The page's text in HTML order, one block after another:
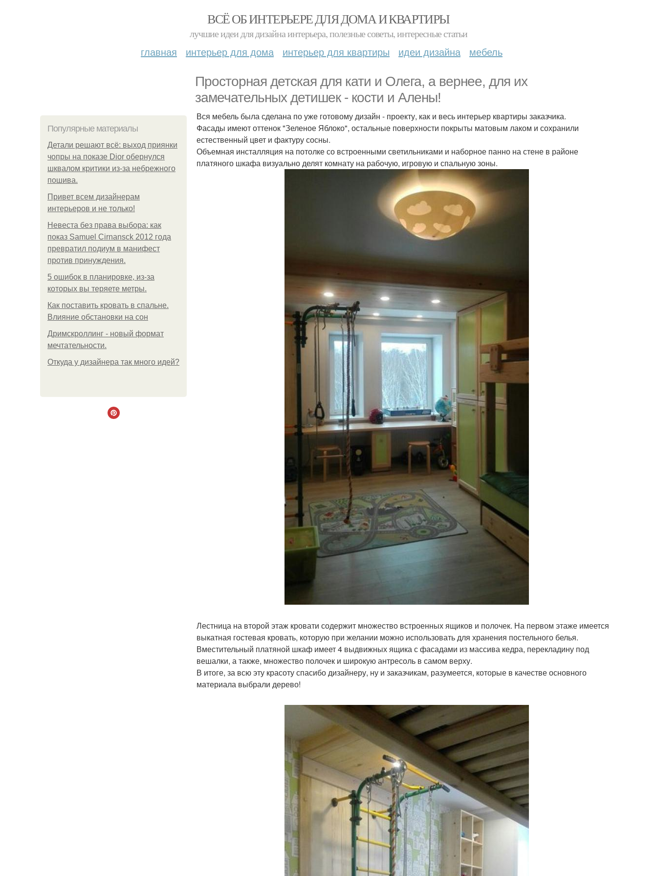
ВСЁ ОБ ИНТЕРЬЕРЕ ДЛЯ ДОМА И КВАРТИРЫ
лучшие идеи для дизайна интерьера, полезные советы, интересные статьи
главная интерьер для дома интерьер для квартиры идеи дизайна мебель
Просторная детская для кати и Олега, а вернее, для их
замечательных детишек - кости и Алены!
Популярные материалы
Детали решают всё: выход приянки
чопры на показе Dior обернулся
шквалом критики из-за небрежного
пошива.
Привет всем дизайнерам
интерьеров и не только!
Невеста без права выбора: как
показ Samuel Cirnansck 2012 года
превратил подиум в манифест
против принуждения.
5 ошибок в планировке, из-за
которых вы теряете метры.
Как поставить кровать в спальне.
Влияние обстановки на сон
Дримскроллинг - новый формат
мечтательности.
Откуда у дизайнера так много идей?
Вся мебель была сделана по уже готовому дизайн - проекту, как и весь интерьер квартиры заказчика.
Фасады имеют оттенок "Зеленое Яблоко", остальные поверхности покрыты матовым лаком и сохранили
естественный цвет и фактуру сосны.
Объемная инсталляция на потолке со встроенными светильниками и наборное панно на стене в районе
платяного шкафа визуально делят комнату на рабочую, игровую и спальную зоны.
Лестница на второй этаж кровати содержит множество встроенных ящиков и полочек. На первом этаже имеется
выкатная гостевая кровать, которую при желании можно использовать для хранения постельного белья.
Вместительный платяной шкаф имеет 4 выдвижных ящика с фасадами из массива кедра, перекладину под
вешалки, а также, множество полочек и широкую антресоль в самом верху.
В итоге, за всю эту красоту спасибо дизайнеру, ну и заказчикам, разумеется, которые в качестве основного
материала выбрали дерево!